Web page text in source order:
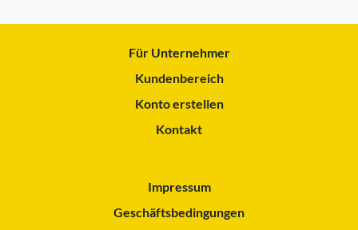
Für Unternehmer
Kundenbereich
Konto erstellen
Kontakt
Impressum
Geschäftsbedingungen